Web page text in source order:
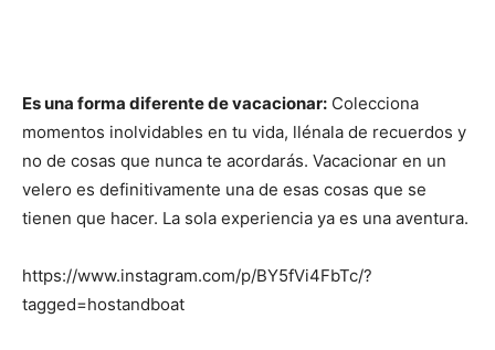
Es una forma diferente de vacacionar: Colecciona
momentos inolvidables en tu vida, llénala de recuerdos y
no de cosas que nunca te acordarás. Vacacionar en un
velero es definitivamente una de esas cosas que se
tienen que hacer. La sola experiencia ya es una aventura.
https://www.instagram.com/p/BY5fVi4FbTc/?
tagged=hostandboat